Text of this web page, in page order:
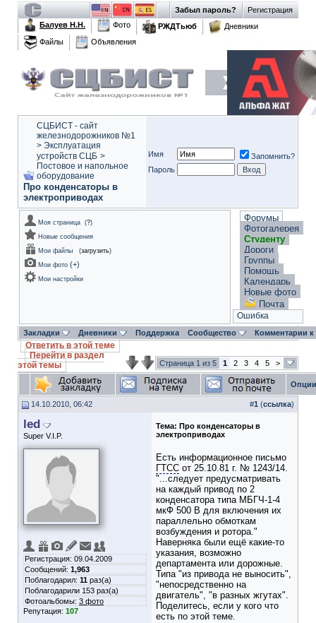
Регистрация
Забыл пароль?
Балуев Н.Н.
Фото РЖДТьюб
Дневники
Файлы
Объявления
СЦБИСТ - сайт
железнодорожников №1
> Эксплуатация
устройств СЦБ >
Постовое и напольное
оборудование
Про конденсаторы в
электроприводах
Имя
Запомнить?
Пароль
Моя страница (?)
Новые сообщения
Мои файлы
(загрузить)
Мои фото (+)
Мои настройки
Форумы
Фотогалерея
Студенту
Дороги
Группы
Помощь
Календарь
Новые фото
Почта
Ошибка
Закладки Дневники Поддержка Сообщество Комментарии
Ответить в этой теме
Перейти в раздел
этой темы
Страница 1 из 5 1 2 3 4 5 >
14.10.2010, 06:42 #1 (ссылка)
led
Super V.I.P.
Регистрация: 09.04.2009
Сообщений: 1,963
Поблагодарил: 11 раз(а)
Поблагодарили 153 раз(а)
Фотоальбомы: 3 фото
Репутация: 107
Тема: Про конденсаторы в
электроприводах
Есть информационное письмо
ГТСС от 25.10.81 г. № 1243/14.
"...следует предусматривать
на каждый привод по 2
конденсатора типа МБГЧ-1-4
мкФ 500 В для включения их
параллельно обмоткам
возбуждения и ротора."
Наверняка были ещё какие-то
указания, возможно
департамента или дорожные.
Типа "из привода не выносить",
"непосредственно на
двигатель", "в разных жгутах".
Поделитесь, если у кого что
есть по этой теме.